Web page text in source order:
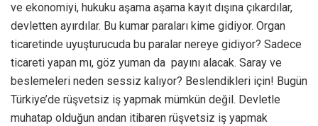
ve ekonomiyi, hukuku aşama aşama kayıt dışına çıkardılar,
devletten ayırdılar. Bu kumar paraları kime gidiyor. Organ
ticaretinde uyuşturucuda bu paralar nereye gidiyor? Sadece
ticareti yapan mı, göz yuman da payını alacak. Saray ve
beslemeleri neden sessiz kalıyor? Beslendikleri için! Bugün
Türkiye’de rüşvetsiz iş yapmak mümkün değil. Devletle
muhatap olduğun andan itibaren rüşvetsiz iş yapmak